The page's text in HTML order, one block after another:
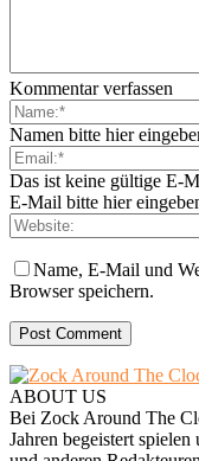
Kommentar verfassen
Namen bitte hier
Das ist keine gültige E-
E-Mail bitte hier
Name, E-Mail und
Browser speichern.
ABOUT US
Bei Zock Around The
Jahren begeistert